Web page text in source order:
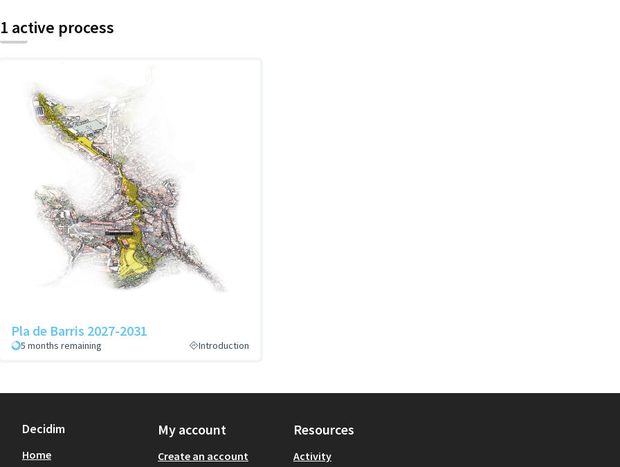
1 active process
Pla de Barris 2027-2031
5 months remaining Introduction
Decidim
Home
My account
Create an account
Resources
Activity